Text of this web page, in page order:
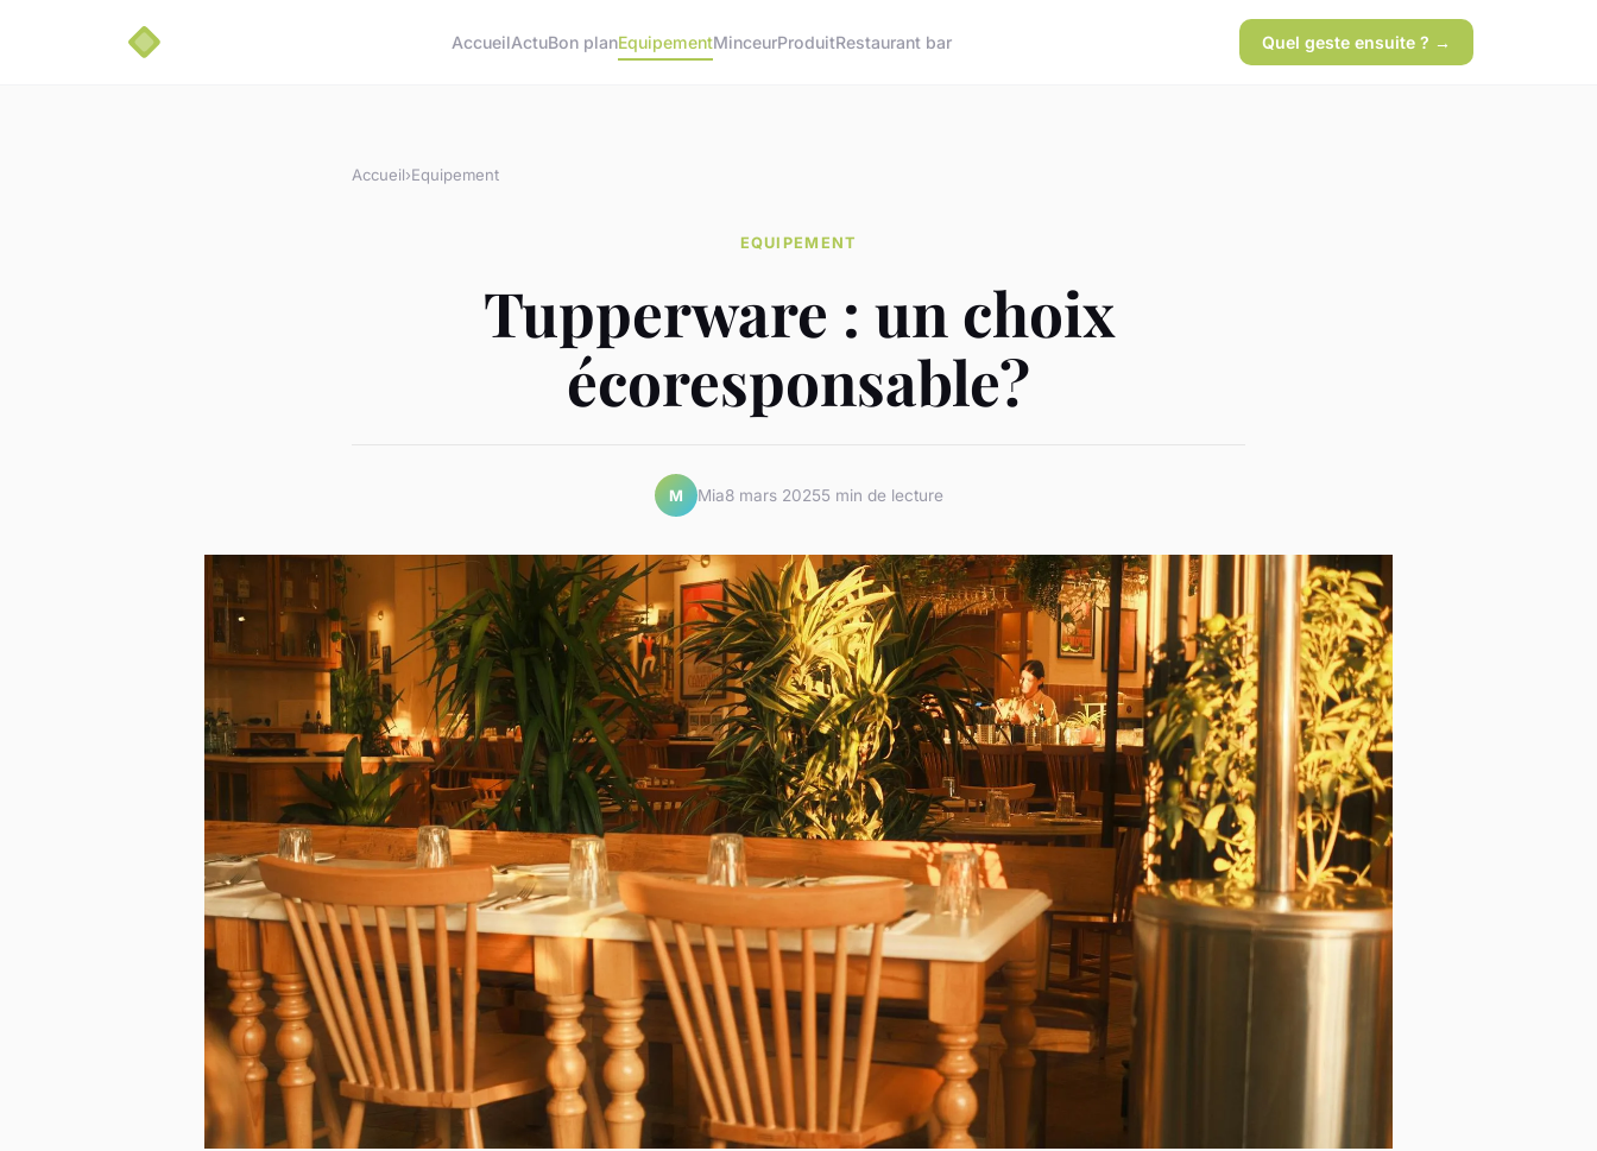
AccueilActuBon planEquipementMinceurProduitRestaurant bar Quel geste ensuite ? →
Accueil›Equipement
EQUIPEMENT
Tupperware : un choix
écoresponsable?
M Mia8 mars 20255 min de lecture